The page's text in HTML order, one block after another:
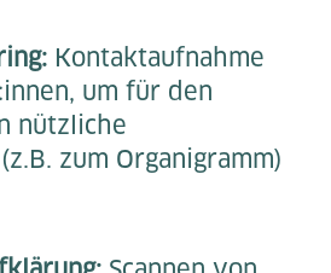
Kontaktaufnahme
um für den
nützliche
zum Organigramm)